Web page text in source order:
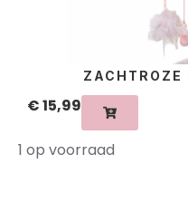
ZACHTROZE
€15,99
1 op voorraad